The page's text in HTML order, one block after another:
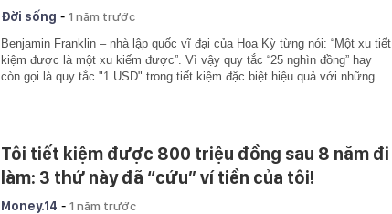
Đời sống - 1 năm trước
Benjamin Franklin – nhà lập quốc vĩ đại của Hoa Kỳ từng nói: “Một xu tiết
kiệm được là một xu kiếm được”. Vì vậy quy tắc “25 nghìn đồng” hay
còn gọi là quy tắc "1 USD" trong tiết kiệm đặc biệt hiệu quả với những…
Tôi tiết kiệm được 800 triệu đồng sau 8 năm đi
làm: 3 thứ này đã “cứu” ví tiền của tôi!
Money.14 - 1 năm trước